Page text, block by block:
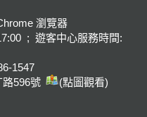
瀏覽器
; 遊客中心服務時間:
1547
596號
(點圖觀看)